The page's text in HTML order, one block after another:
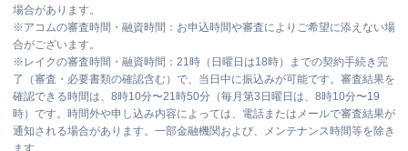
場合があります。
※アコムの審査時間・融資時間：お申込時間や審査によりご希望に添えない場
合がございます。
※ レイクの審査時間・融資時間：21時（日曜日は18時）までの契約手続き完
了（審査・必要書類の確認含む）で、当日中に振込みが可能です。審査結果を
確認できる時間は、8時10分〜21時50分（毎月第3日曜日は、8時10分〜19
時）です。時間外や申し込み内容によっては、電話またはメールで審査結果が
通知される場合があります。一部金融機関および、メンテナンス時間等を除き
ます。